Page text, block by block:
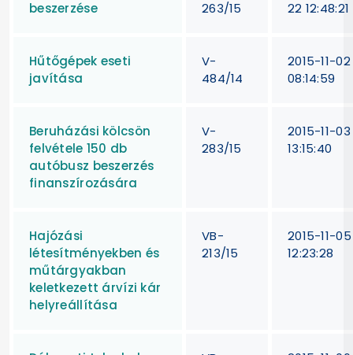
beszerzése
263/15
22 12:48:21
Hűtőgépek eseti
javítása
V-
484/14
2015-11-02
08:14:59
Beruházási kölcsön
felvétele 150 db
autóbusz beszerzés
finanszírozására
V-
283/15
2015-11-03
13:15:40
Hajózási
létesítményekben és
műtárgyakban
keletkezett árvízi kár
helyreállítása
VB-
213/15
2015-11-05
12:23:28